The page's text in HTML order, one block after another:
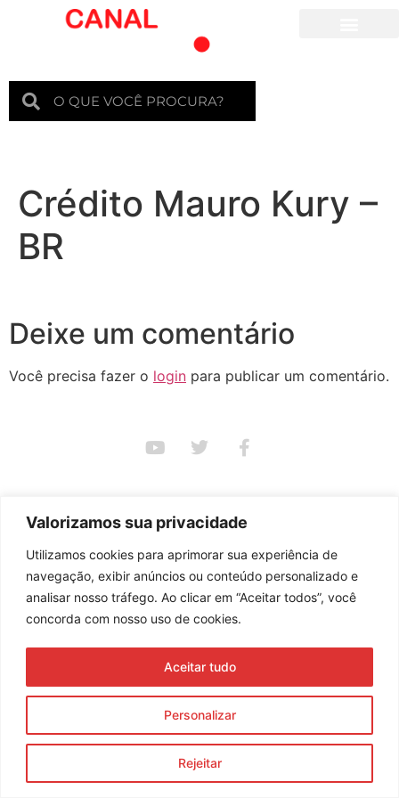
Valorizamos sua privacidade
Utilizamos cookies para aprimorar sua experiência de
navegação, exibir anúncios ou conteúdo personalizado e
analisar nosso tráfego. Ao clicar em “Aceitar todos”, você
concorda com nosso uso de cookies.
Personalizar
Rejeitar
Aceitar tudo
Crédito Mauro Kury –
BR
Deixe um comentário
Você precisa fazer o login para publicar um comentário.
Enviar
© 2023 Morente Forte. Todos os direitos reservados
Política de Privacidade e Termos de Uso